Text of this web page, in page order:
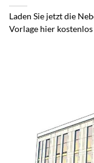
Laden Sie jetzt die
Vorlage hier